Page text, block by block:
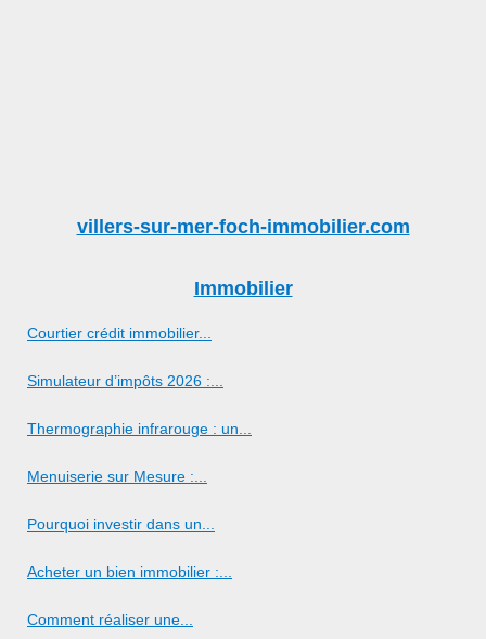
villers-sur-mer-foch-immobilier.com
Immobilier
Courtier crédit immobilier...
Simulateur d’impôts 2026 :...
Thermographie infrarouge : un...
Menuiserie sur Mesure :...
Pourquoi investir dans un...
Acheter un bien immobilier :...
Comment réaliser une...